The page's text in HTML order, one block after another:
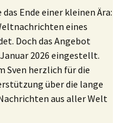
Ende einer kleinen Ära:
eines
Doch das Angebot
2026 eingestellt.
Sven herzlich für die
über die lange
aus aller Welt
durch KI